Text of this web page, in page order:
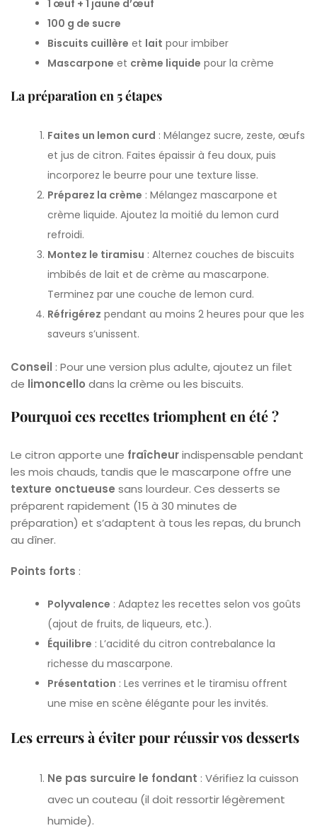
1 œuf + 1 jaune d’œuf
100 g de sucre
Biscuits cuillère et lait pour imbiber
Mascarpone et crème liquide pour la crème
La préparation en 5 étapes
Faites un lemon curd : Mélangez sucre, zeste, œufs
et jus de citron. Faites épaissir à feu doux, puis
incorporez le beurre pour une texture lisse.
Préparez la crème : Mélangez mascarpone et
crème liquide. Ajoutez la moitié du lemon curd
refroidi.
Montez le tiramisu : Alternez couches de biscuits
imbibés de lait et de crème au mascarpone.
Terminez par une couche de lemon curd.
Réfrigérez pendant au moins 2 heures pour que les
saveurs s’unissent.
Conseil : Pour une version plus adulte, ajoutez un filet
de limoncello dans la crème ou les biscuits.
Pourquoi ces recettes triomphent en été ?
Le citron apporte une fraîcheurindispensable pendant
les mois chauds, tandis que le mascarpone offre une
texture onctueuse sans lourdeur. Ces desserts se
préparent rapidement (15 à 30 minutes de
préparation) et s’adaptent à tous les repas, du brunch
au dîner.
Points forts :
Polyvalence : Adaptez les recettes selon vos goûts
(ajout de fruits, de liqueurs, etc.).
Équilibre : L’acidité du citron contrebalance la
richesse du mascarpone.
Présentation : Les verrines et le tiramisu offrent
une mise en scène élégante pour les invités.
Les erreurs à éviter pour réussir vos desserts
Ne pas surcuire le fondant : Vérifiez la cuisson
avec un couteau (il doit ressortir légèrement
humide).